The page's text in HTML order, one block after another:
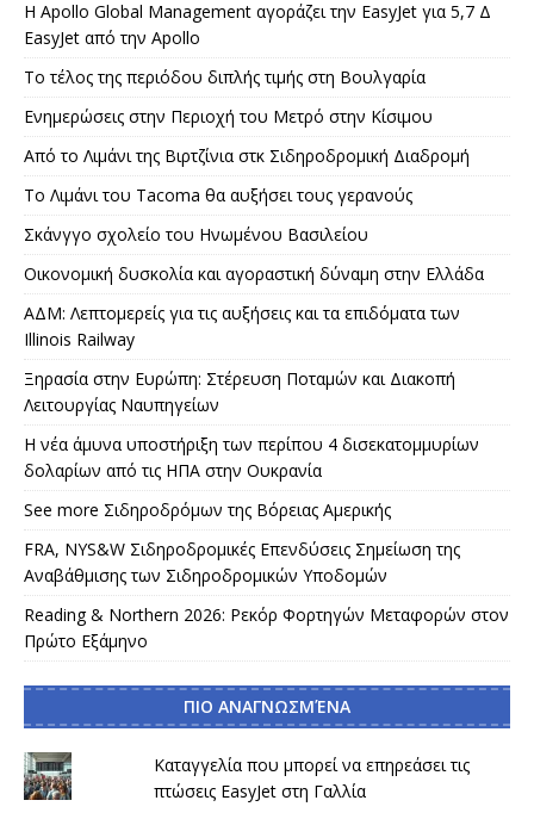
Η Apollo Global Management αγοράζει την EasyJet για 5,7 Δ
EasyJet από την Apollo
Το τέλος της περιόδου διπλής τιμής στη Βουλγαρία
Ενημερώσεις στην Περιοχή του Μετρό στην Κίσιμου
Από το Λιμάνι της Βιρτζίνια στκ Σιδηροδρομική Διαδρομή
Το Λιμάνι του Tacoma θα αυξήσει τους γερανούς
Σκάνγγο σχολείο του Ηνωμένου Βασιλείου
Οικονομική δυσκολία και αγοραστική δύναμη στην Ελλάδα
ΑΔΜ: Λεπτομερείς για τις αυξήσεις και τα επιδόματα των
Illinois Railway
Ξηρασία στην Ευρώπη: Στέρευση Ποταμών και Διακοπή
Λειτουργίας Ναυπηγείων
Η νέα άμυνα υποστήριξη των περίπου 4 δισεκατομμυρίων
δολαρίων από τις ΗΠΑ στην Ουκρανία
See more Σιδηροδρόμων της Βόρειας Αμερικής
FRA, NYS&W Σιδηροδρομικές Επενδύσεις Σημείωση της
Αναβάθμισης των Σιδηροδρομικών Υποδομών
Reading & Northern 2026: Ρεκόρ Φορτηγών Μεταφορών στον
Πρώτο Εξάμηνο
ΠΙΟ ΑΝΑΓΝΩΣΜΈΝΑ
Καταγγελία που μπορεί να επηρεάσει τις
πτώσεις EasyJet στη Γαλλία